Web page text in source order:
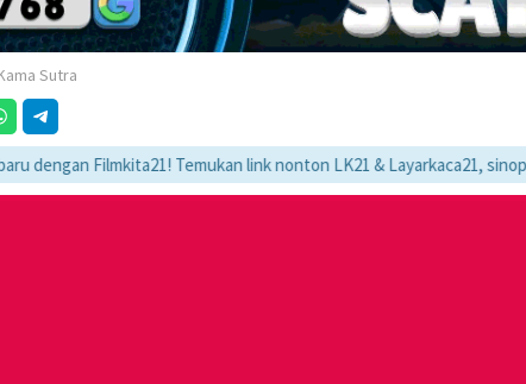
Sutra
Temukan link nonton LK21 & Layarkaca21, sinopsis